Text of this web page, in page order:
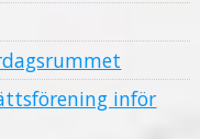
inför